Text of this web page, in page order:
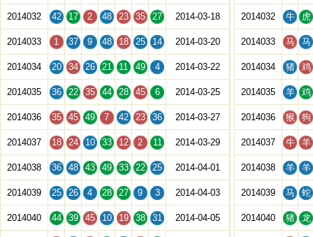
2014032 42 17 2 48 23 35 27 2014-03-18
2014033 1 37 9 48 18 25 14 2014-03-20
2014034 20 34 26 21 11 49 4 2014-03-22
2014035 36 22 35 44 28 45 6 2014-03-25
2014036 35 45 49 7 42 23 36 2014-03-27
2014037 18 24 10 33 12 2 11 2014-03-29
2014038 36 48 43 49 33 22 25 2014-04-01
2014039 25 26 4 28 27 9 3 2014-04-03
2014040 44 39 45 10 19 38 31 2014-04-05
2014032 牛 虎
2014033 马 马
2014034 猪 鸡
2014035 羊 鸡
2014036 猴 狗
2014037 牛 羊
2014038 羊 羊
2014039 马 蛇
2014040 猪 龙